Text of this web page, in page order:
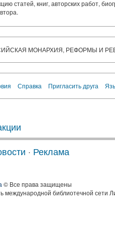
статей, книг, авторских работ,
МОНАРХИЯ, РЕФОРМЫ И
Справка Пригласить друга
· Реклама
© Все права защищены
международной библиотечной сети